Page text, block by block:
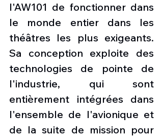
l'AW101 de fonctionner dans
le monde entier dans les
théâtres les plus exigeants.
Sa conception exploite des
technologies de pointe de
l'industrie, qui sont
entièrement intégrées dans
l'ensemble de l'avionique et
de la suite de mission pour